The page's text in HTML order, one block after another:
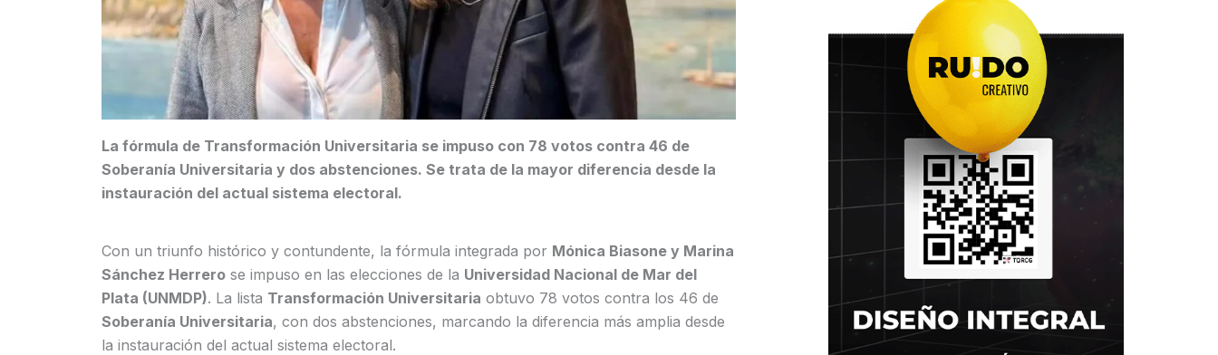
La fórmula de Transformación Universitaria se impuso con 78 votos contra 46 de
Soberanía Universitaria y dos abstenciones. Se trata de la mayor diferencia desde la
instauración del actual sistema electoral.
Con un triunfo histórico y contundente, la fórmula integrada por Mónica Biasone y Marina
Sánchez Herrero se impuso en las elecciones de la Universidad Nacional de Mar del
Plata (UNMDP). La lista Transformación Universitaria obtuvo 78 votos contra los 46 de
Soberanía Universitaria, con dos abstenciones, marcando la diferencia más amplia desde
la instauración del actual sistema electoral.